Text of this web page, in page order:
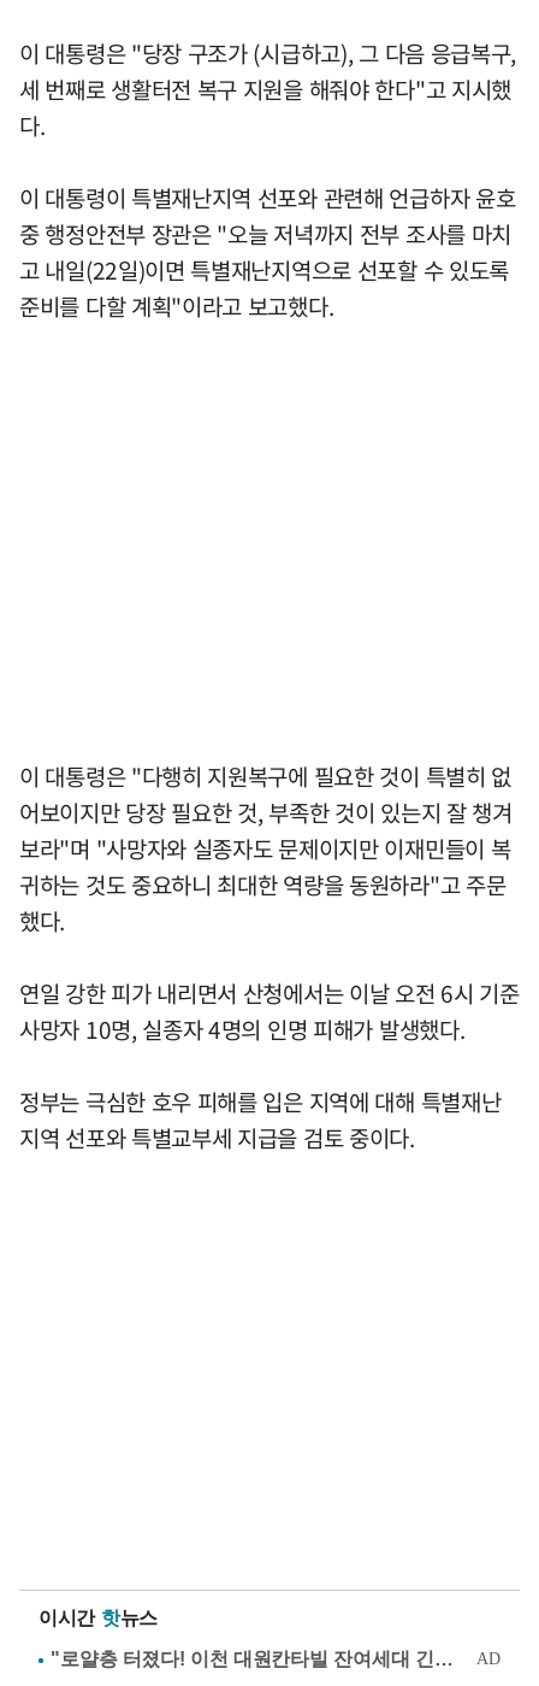
이 대통령은 "당장 구조가 (시급하고), 그 다음 응급복구,
세 번째로 생활터전 복구 지원을 해줘야 한다"고 지시했
다.
이 대통령이 특별재난지역 선포와 관련해 언급하자 윤호
중 행정안전부 장관은 "오늘 저녁까지 전부 조사를 마치
고 내일(22일)이면 특별재난지역으로 선포할 수 있도록
준비를 다할 계획"이라고 보고했다.
이 대통령은 "다행히 지원복구에 필요한 것이 특별히 없
어보이지만 당장 필요한 것, 부족한 것이 있는지 잘 챙겨
보라"며 "사망자와 실종자도 문제이지만 이재민들이 복
귀하는 것도 중요하니 최대한 역량을 동원하라"고 주문
했다.
연일 강한 피가 내리면서 산청에서는 이날 오전 6시 기준
사망자 10명, 실종자 4명의 인명 피해가 발생했다.
정부는 극심한 호우 피해를 입은 지역에 대해 특별재난
지역 선포와 특별교부세 지급을 검토 중이다.
이시간 핫뉴스